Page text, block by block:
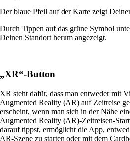
Der blaue Pfeil auf der Karte zeigt
Durch Tippen auf das grüne Symbol
Deinen Standort herum angezeigt.
„XR“-Button
XR steht dafür, dass man entweder mit
Augmented Reality (AR) auf Zeitreise
erscheint, wenn man sich in der Nähe
Augmented Reality (AR)-Zeitreisen-
darauf tippst, ermöglicht die App,
AR-Szene zu starten oder mit dem